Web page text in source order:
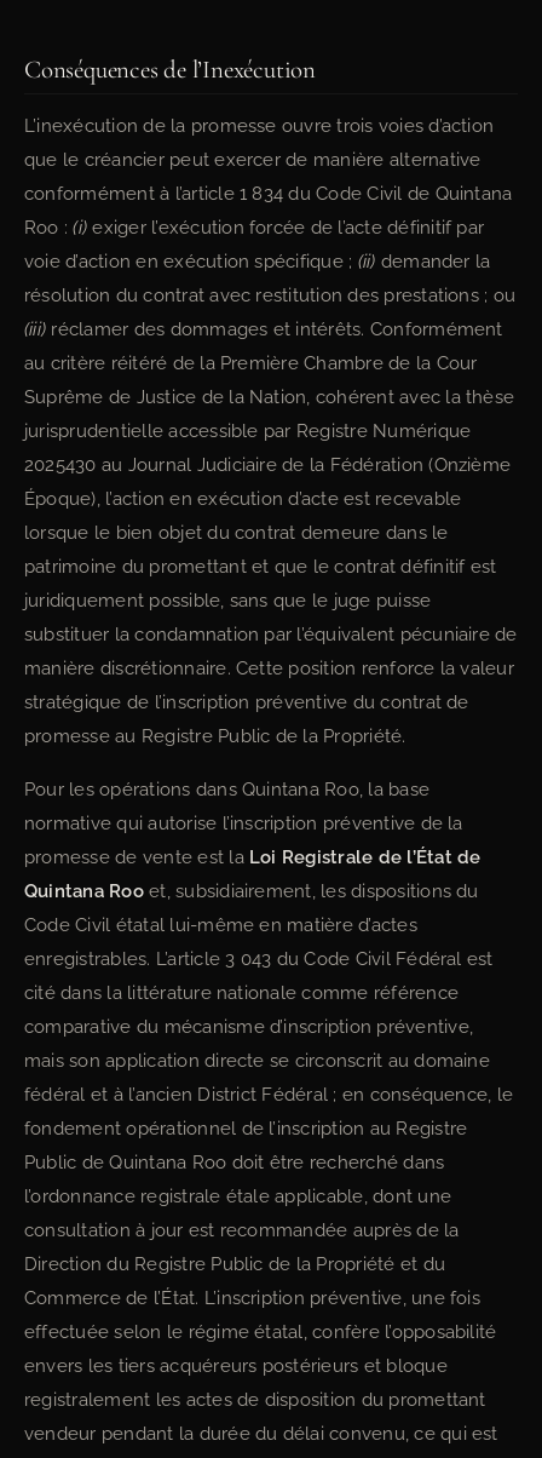
Conséquences de l’Inexécution
L’inexécution de la promesse ouvre trois voies d’action
que le créancier peut exercer de manière alternative
conformément à l’article 1 834 du Code Civil de Quintana
Roo :(i) exiger l’exécution forcée de l’acte définitif par
voie d’action en exécution spécifique ; (ii) demander la
résolution du contrat avec restitution des prestations ; ou
(iii) réclamer des dommages et intérêts. Conformément
au critère réitéré de la Première Chambre de la Cour
Suprême de Justice de la Nation, cohérent avec la thèse
jurisprudentielle accessible par Registre Numérique
2025430 au Journal Judiciaire de la Fédération (Onzième
Époque), l’action en exécution d’acte est recevable
lorsque le bien objet du contrat demeure dans le
patrimoine du promettant et que le contrat définitif est
juridiquement possible, sans que le juge puisse
substituer la condamnation par l’équivalent pécuniaire de
manière discrétionnaire. Cette position renforce la valeur
stratégique de l’inscription préventive du contrat de
promesse au Registre Public de la Propriété.
Pour les opérations dans Quintana Roo, la base
normative qui autorise l’inscription préventive de la
promesse de vente est la Loi Registrale de l’État de
Quintana Rooet, subsidiairement, les dispositions du
Code Civil étatal lui-même en matière d’actes
enregistrables. L’article 3 043 du Code Civil Fédéral est
cité dans la littérature nationale comme référence
comparative du mécanisme d’inscription préventive,
mais son application directe se circonscrit au domaine
fédéral et à l’ancien District Fédéral ; en conséquence, le
fondement opérationnel de l’inscription au Registre
Public de Quintana Roo doit être recherché dans
l’ordonnance registrale étale applicable, dont une
consultation à jour est recommandée auprès de la
Direction du Registre Public de la Propriété et du
Commerce de l’État. L’inscription préventive, une fois
effectuée selon le régime étatal, confère l’opposabilité
envers les tiers acquéreurs postérieurs et bloque
registralement les actes de disposition du promettant
vendeur pendant la durée du délai convenu, ce qui est